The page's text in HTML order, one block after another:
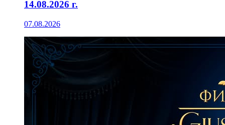
14.08.2026 г.
07.08.2026